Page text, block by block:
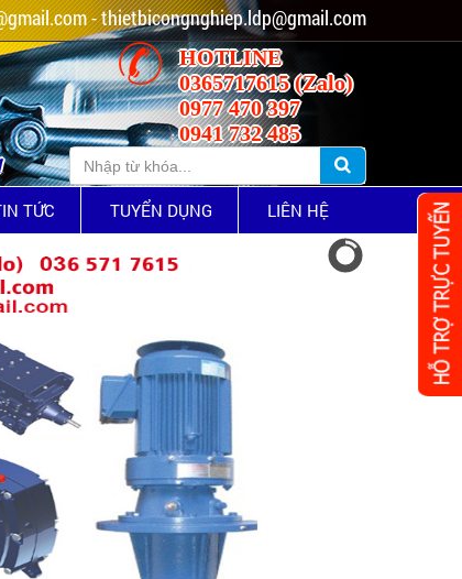
- thietbicongnghiep.ldp@gmail.com
HOTLINE
0365717615 (Zalo)
0977 470 397
0941 732 485
TỨC TUYỂN DỤNG LIÊN HỆ